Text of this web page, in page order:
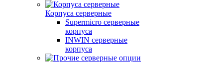
Корпуса серверные
Supermicro серверные
корпуса
INWIN серверные
корпуса